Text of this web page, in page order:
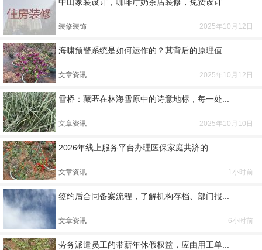
装修装饰 2025年10月12日
海啸预警系统是如何运作的？其背后的原理值...
文章资讯 2025年10月12日
雪桥：藏匿在林海雪原中的诗意地标，每一处...
文章资讯 2025年10月10日
2026年线上服务平台办理医保家庭共济的...
文章资讯 1小时前
签约后合同备案流程，了解机构存档、部门报...
文章资讯 6小时前
劳务派遣员工的带薪年休假权益，应由用工单...